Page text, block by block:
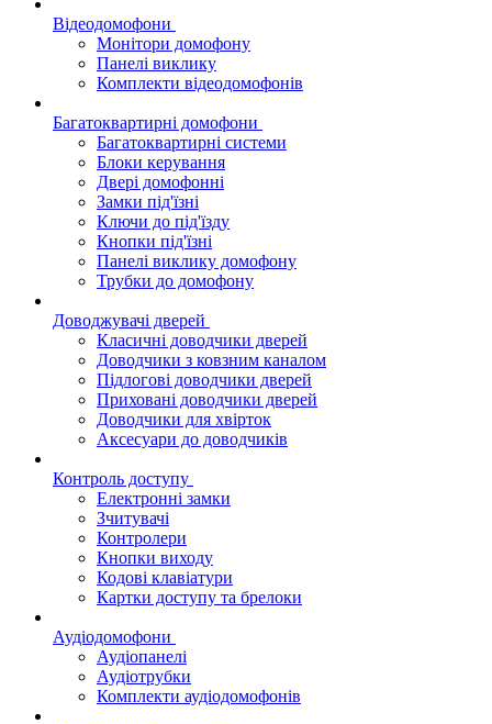
Відеодомофони
Монітори домофону
Панелі виклику
Комплекти відеодомофонів
Багатоквартирні домофони
Багатоквартирні системи
Блоки керування
Двері домофонні
Замки під'їзні
Ключи до під'їзду
Кнопки під'їзні
Панелі виклику домофону
Трубки до домофону
Доводжувачі дверей
Класичні доводчики дверей
Доводчики з ковзним каналом
Підлогові доводчики дверей
Приховані доводчики дверей
Доводчики для хвірток
Аксесуари до доводчиків
Контроль доступу
Електронні замки
Зчитувачі
Контролери
Кнопки виходу
Кодові клавіатури
Картки доступу та брелоки
Аудіодомофони
Аудіопанелі
Аудіотрубки
Комплекти аудіодомофонів